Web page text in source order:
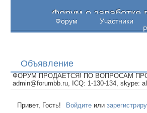
Форум о заработке
Форум Участники
Объявление
ФОРУМ ПРОДАЕТСЯ! ПО ВОПРОСАМ
admin@forumbb.ru, ICQ: 1-130-134, skype:
Привет, Гость! Войдите или